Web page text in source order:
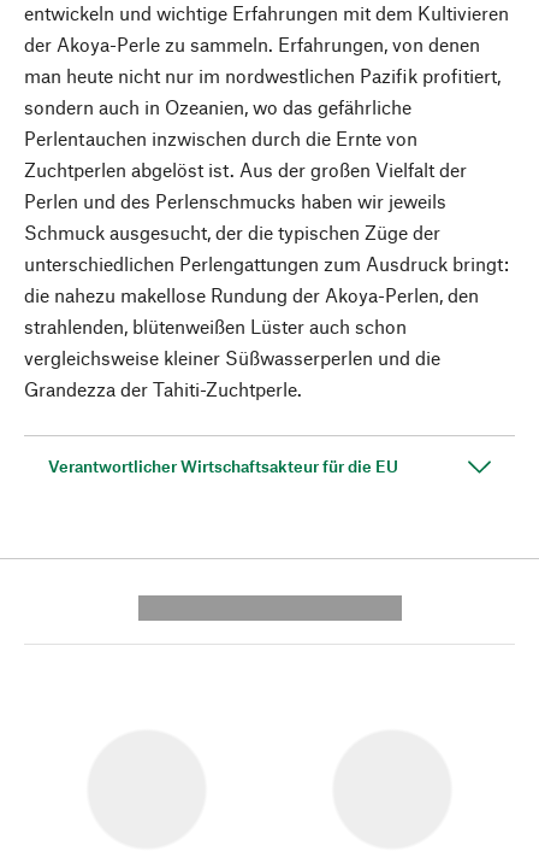
entwickeln und wichtige Erfahrungen mit dem Kultivieren
der Akoya-Perle zu sammeln. Erfahrungen, von denen
man heute nicht nur im nordwestlichen Pazifik profitiert,
sondern auch in Ozeanien, wo das gefährliche
Perlentauchen inzwischen durch die Ernte von
Zuchtperlen abgelöst ist. Aus der großen Vielfalt der
Perlen und des Perlenschmucks haben wir jeweils
Schmuck ausgesucht, der die typischen Züge der
unterschiedlichen Perlengattungen zum Ausdruck bringt:
die nahezu makellose Rundung der Akoya-Perlen, den
strahlenden, blütenweißen Lüster auch schon
vergleichsweise kleiner Süßwasserperlen und die
Grandezza der Tahiti-Zuchtperle.
Verantwortlicher Wirtschaftsakteur für die EU